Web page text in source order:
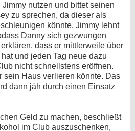
nutzen und bittet seinen
zu sprechen, da dieser als
könnte. Jimmy lehnt
Danny sich gezwungen
dass er mittlerweile über
und jeden Tag neue dazu
nicht schnellstens eröffnen.
sein Haus verlieren könnte. Das
dann jäh durch einen Einsatz
Geld zu machen, beschließt
im Club auszuschenken,